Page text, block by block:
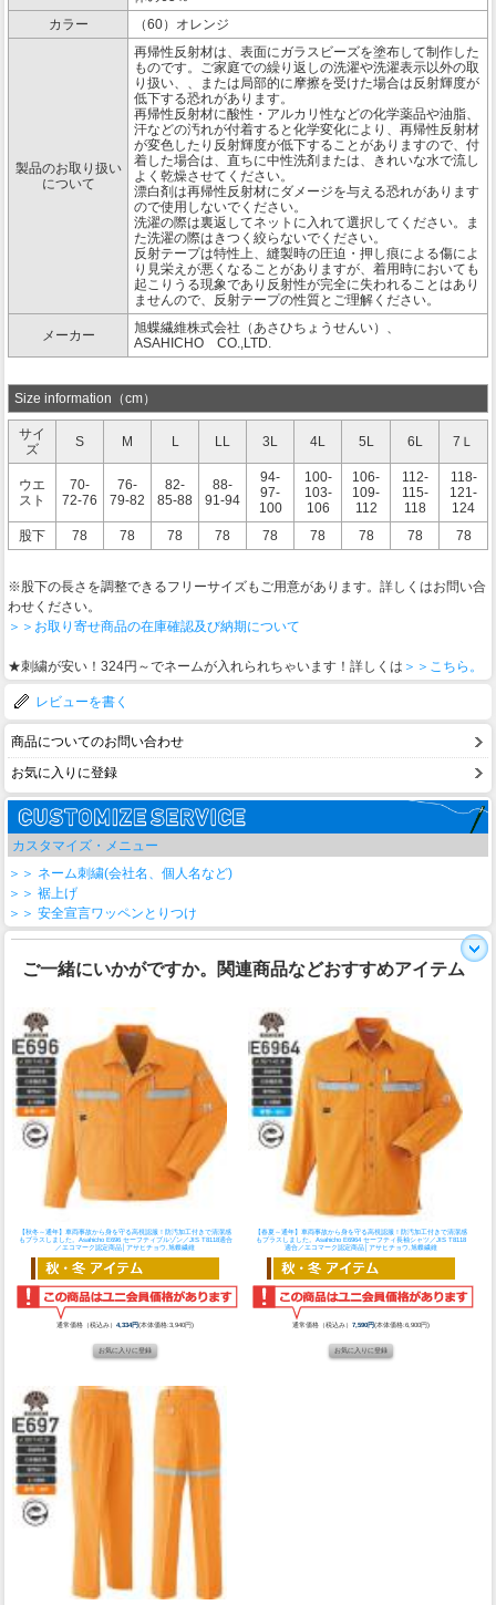
カラー
（60）オレンジ
製品のお取り扱い
について
再帰性反射材は、表面にガラスビーズを塗布して制作した
ものです。ご家庭での繰り返しの洗濯や洗濯表示以外の取
り扱い、、または局部的に摩擦を受けた場合は反射輝度が
低下する恐れがあります。
再帰性反射材に酸性・アルカリ性などの化学薬品や油脂、
汗などの汚れが付着すると化学変化により、再帰性反射材
が変色したり反射輝度が低下することがありますので、付
着した場合は、直ちに中性洗剤または、きれいな水で流し
よく乾燥させてください。
漂白剤は再帰性反射材にダメージを与える恐れがあります
ので使用しないでください。
洗濯の際は裏返してネットに入れて選択してください。ま
た洗濯の際はきつく絞らないでください。
反射テープは特性上、縫製時の圧迫・押し痕による傷によ
り見栄えが悪くなることがありますが、着用時においても
起こりうる現象であり反射性が完全に失われることはあり
ませんので、反射テープの性質とご理解ください。
メーカー
旭蝶繊維株式会社（あさひちょうせんい）、
ASAHICHO CO.,LTD.
Size information（cm）
サイ
ズ
S M L LL 3L 4L 5L 6L 7Ｌ
ウエ
スト
70-
72-76
76-
79-82
82-
85-88
88-
91-94
94-
97-
100
100-
103-
106
106-
109-
112
112-
115-
118
118-
121-
124
股下
78 78 78 78 78 78 78 78 78
※股下の長さを調整できるフリーサイズもご用意があります。詳しくはお問い合
わせください。
＞＞お取り寄せ商品の在庫確認及び納期について
★刺繍が安い！324円～でネームが入れられちゃいます！詳しくは ＞＞こちら。
レビューを書く
商品についてのお問い合わせ
お気に入りに登録
カスタマイズ・メニュー
＞＞ ネーム刺繍(会社名、個人名など)
＞＞ 裾上げ
＞＞ 安全宣言ワッペンとりつけ
ご一緒にいかがですか。関連商品などおすすめアイテム
【秋冬～通年】車両事故から身を守る高視認服！防汚加工付きで清潔感
もプラスしました。 Asahicho E696 セーフティブルゾン／JIS T8118適合
／エコマーク認定商品│アサヒチョウ,旭蝶繊維
通常価格（税込み）4,334円(本体価格:3,940円)
【春夏～通年】車両事故から身を守る高視認服！防汚加工付きで清潔感
もプラスしました。 Asahicho E6964 セーフティ長袖シャツ／JIS T8118
適合／エコマーク認定商品│アサヒチョウ,旭蝶繊維
通常価格（税込み） 7,590円(本体価格:6,900円)